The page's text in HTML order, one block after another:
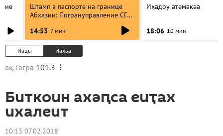
Штамп в паспорте на границе
Абхазии: Погрануправление СГБ
туристов
14:53 7 мин
Ихадоу атемақәа
18:06 10 мин
Иацы Иахьа
ақ. Гагра 101.3
Биткоин ахәԥса еиҭах
ихалеит
10:13 07.02.2018